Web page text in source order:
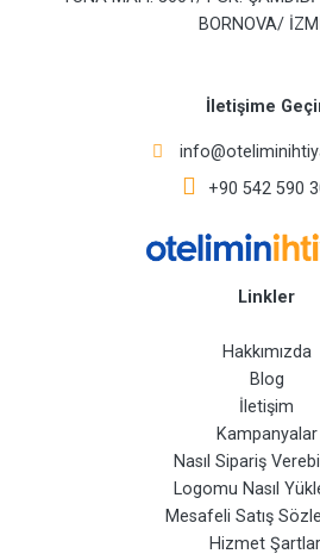
BORNOVA/
İletişime
+90 542 590
Linkler
Hakkımızda
Blog
İletişim
Kampanyalar
Nasıl Sipariş
Logomu Nasıl
Mesafeli Satış
Hizmet